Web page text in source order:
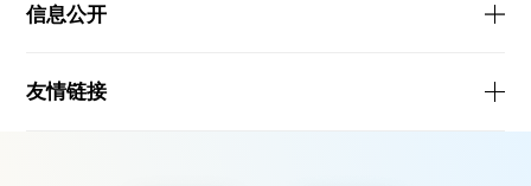
信息公开
友情链接